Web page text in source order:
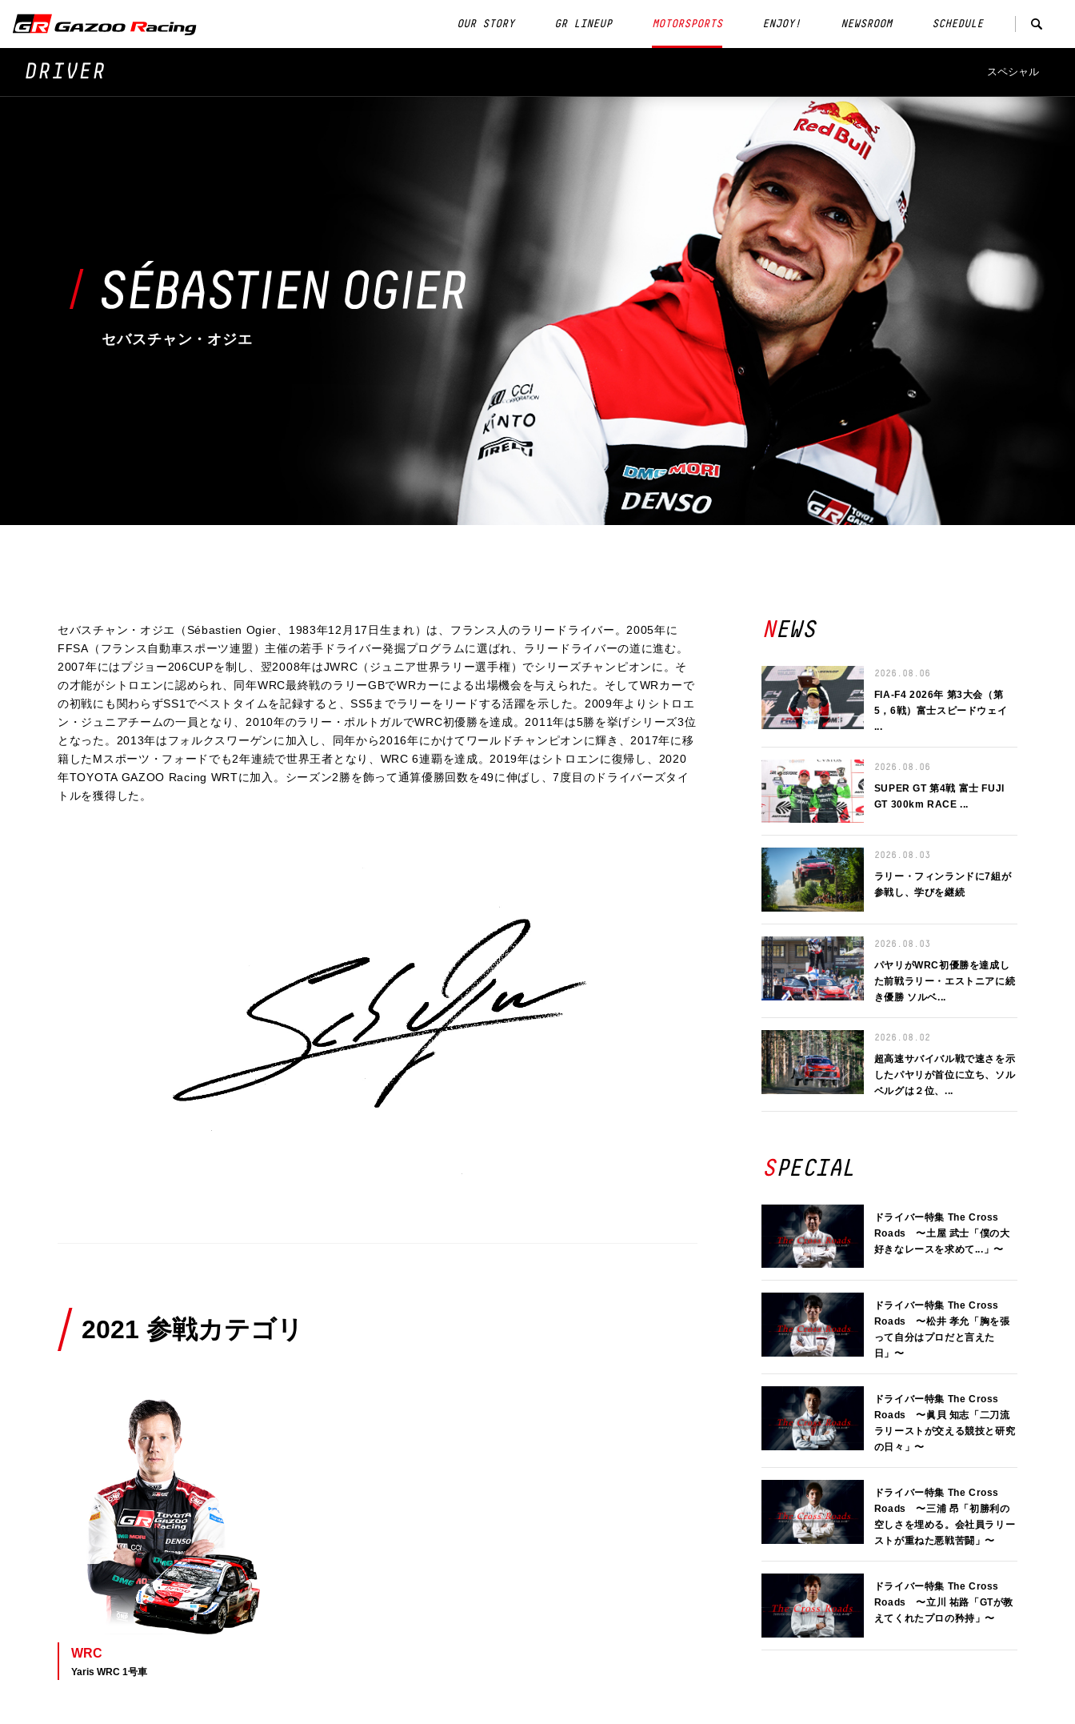
OUR STORY GR LINEUP MOTORSPORTS ENJOY! NEWSROOM SCHEDULE
DRIVER スペシャル
セバスチャン・オジエ
セバスチャン・オジエ（Sébastien Ogier、1983年12月17日生まれ）は、フランス人のラリードライバー。2005年に
FFSA（フランス自動車スポーツ連盟）主催の若手ドライバー発掘プログラムに選ばれ、ラリードライバーの道に進む。
2007年にはプジョー206CUPを制し、翌2008年はJWRC（ジュニア世界ラリー選手権）でシリーズチャンピオンに。そ
の才能がシトロエンに認められ、同年WRC最終戦のラリーGBでWRカーによる出場機会を与えられた。そしてWRカーで
の初戦にも関わらずSS1でベストタイムを記録すると、SS5までラリーをリードする活躍を示した。2009年よりシトロエ
ン・ジュニアチームの一員となり、2010年のラリー・ポルトガルでWRC初優勝を達成。2011年は5勝を挙げシリーズ3位
となった。2013年はフォルクスワーゲンに加入し、同年から2016年にかけてワールドチャンピオンに輝き、2017年に移
籍したMスポーツ・フォードでも2年連続で世界王者となり、WRC 6連覇を達成。2019年はシトロエンに復帰し、2020
年TOYOTA GAZOO Racing WRTに加入。シーズン2勝を飾って通算優勝回数を49に伸ばし、7度目のドライバーズタイ
トルを獲得した。
2021 参戦カテゴリ
WRC
Yaris WRC 1号車
NEWS
2026.08.06
FIA-F4 2026年 第3大会（第
5，6戦）富士スピードウェイ
...
2026.08.06
SUPER GT 第4戦 富士 FUJI
GT 300km RACE ...
2026.08.03
ラリー・フィンランドに7組が
参戦し、学びを継続
2026.08.03
パヤリがWRC初優勝を達成し
た前戦ラリー・エストニアに続
き優勝 ソルベ...
2026.08.02
超高速サバイバル戦で速さを示
したパヤリが首位に立ち、ソル
ベルグは２位、...
SPECIAL
ドライバー特集 The Cross
Roads 〜土屋 武士「僕の大
好きなレースを求めて...」〜
ドライバー特集 The Cross
Roads 〜松井 孝允「胸を張
って自分はプロだと言えた
日」〜
ドライバー特集 The Cross
Roads 〜眞貝 知志「二刀流
ラリーストが交える競技と研究
の日々」〜
ドライバー特集 The Cross
Roads 〜三浦 昂「初勝利の
空しさを埋める。会社員ラリー
ストが重ねた悪戦苦闘」〜
ドライバー特集 The Cross
Roads 〜立川 祐路「GTが教
えてくれたプロの矜持」〜